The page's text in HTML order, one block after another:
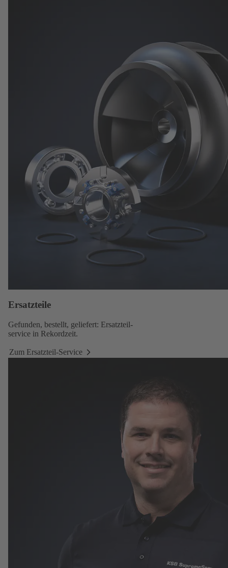
Ersatzteile
Gefunden, bestellt, geliefert: Ersatzteil-
service in Rekordzeit.
Zum Ersatzteil-Service
Zum